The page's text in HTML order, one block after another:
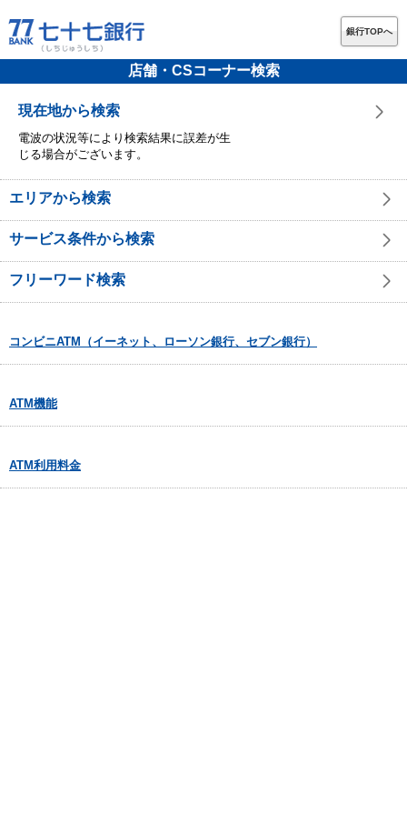
銀行TOPへ
店舗・CSコーナー検索
現在地から検索
電波の状況等により検索結果に誤差が生
じる場合がございます。
エリアから検索
サービス条件から検索
フリーワード検索
コンビニATM（イーネット、ローソン銀行、セブン銀行）
ATM機能
ATM利用料金